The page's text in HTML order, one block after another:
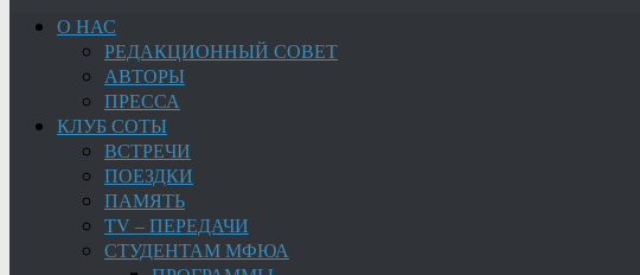
О НАС
РЕДАКЦИОННЫЙ СОВЕТ
АВТОРЫ
ПРЕССА
КЛУБ СОТЫ
ВСТРЕЧИ
ПОЕЗДКИ
ПАМЯТЬ
TV – ПЕРЕДАЧИ
СТУДЕНТАМ МФЮА